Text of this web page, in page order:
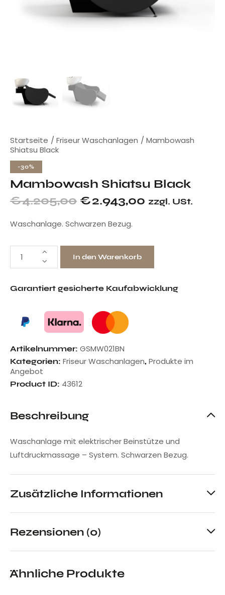
Startseite Friseur Waschanlagen
Mambowash
Shiatsu Black
-30%
Mambowash Shiatsu Black
€4.205,00 €2.943,00 zzgl. USt.
Waschanlage. Schwarzen Bezug.
In den Warenkorb
Garantiert gesicherte Kaufabwicklung
Artikelnummer: GSMW021BN
Kategorien: Friseur Waschanlagen, Produkte im
Angebot
Product ID: 43612
Beschreibung
Waschanlage mit elektrischer Beinstütze und
Luftdruckmassage – System. Schwarzen Bezug.
Zusätzliche Informationen
Rezensionen (0)
Ähnliche Produkte